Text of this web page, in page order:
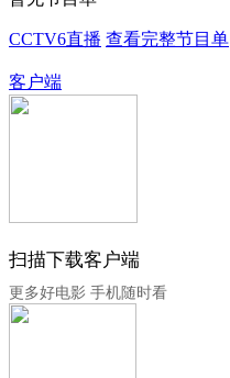
CCTV6直播 查看完整节目单
客户端
扫描下载客户端
更多好电影 手机随时看